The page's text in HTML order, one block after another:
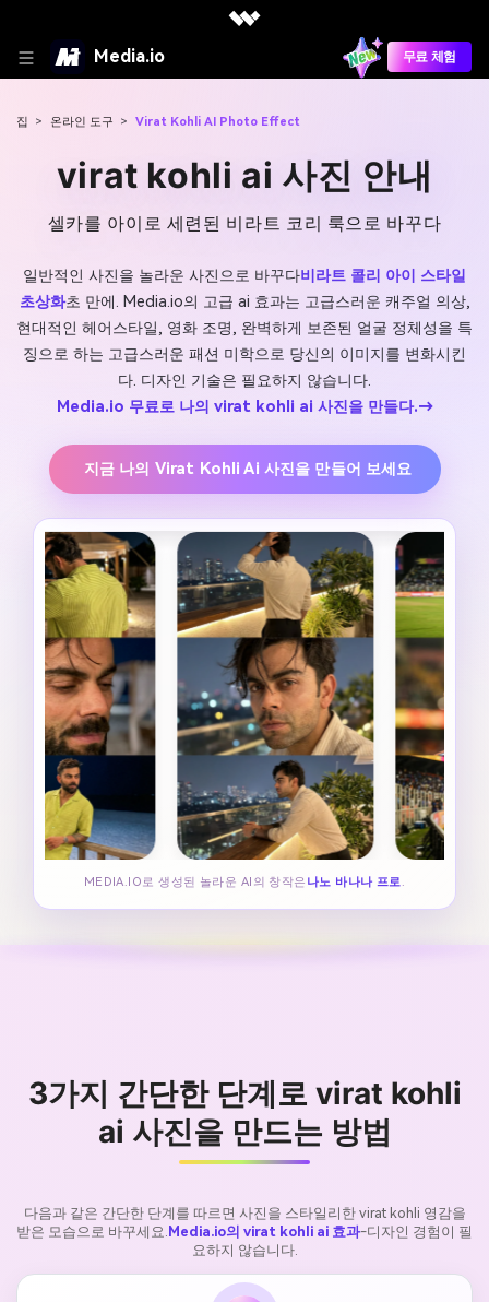
Media.io 무료 체험
집 > 온라인 도구 > Virat Kohli AI Photo Effect
virat kohli ai 사진 안내
셀카를 아이로 세련된 비라트 코리 룩으로 바꾸다
일반적인 사진을 놀라운 사진으로 바꾸다비라트 콜리 아이 스타일
초상화초 만에. Media.io의 고급 ai 효과는 고급스러운 캐주얼 의상,
현대적인 헤어스타일, 영화 조명, 완벽하게 보존된 얼굴 정체성을 특
징으로 하는 고급스러운 패션 미학으로 당신의 이미지를 변화시킨
다. 디자인 기술은 필요하지 않습니다.
Media.io 무료로 나의 virat kohli ai 사진을 만들다.→
지금 나의 Virat Kohli Ai 사진을 만들어 보세요
MEDIA.IO로 생성된 놀라운 AI의 창작은 나노 바나나 프로.
3가지 간단한 단계로 virat kohli
ai 사진을 만드는 방법
다음과 같은 간단한 단계를 따르면 사진을 스타일리한 virat kohli 영감을
받은 모습으로 바꾸세요. Media.io의 virat kohli ai 효과-디자인 경험이 필
요하지 않습니다.